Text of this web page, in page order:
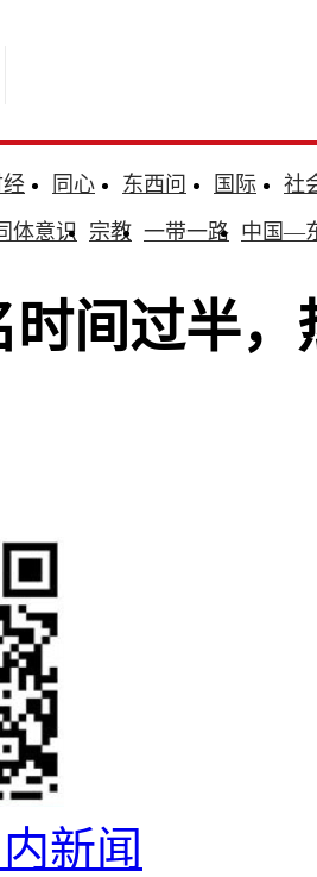
经 同心 东西问 国际
社
体意识 宗教 一带一路 中国—
时间过半
新闻